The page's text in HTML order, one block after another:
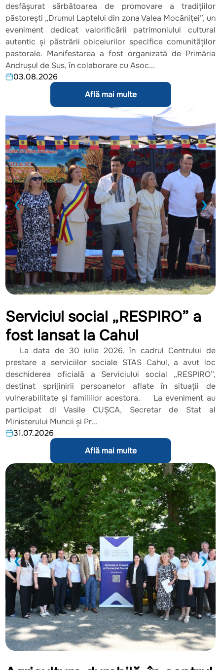
desfășurat sărbătoarea de promovare a tradițiilor
păstorești „Drumul Laptelui din zona Valea Mocăniței”, un
eveniment dedicat valorificării patrimoniului cultural
autentic și păstrării obiceiurilor specifice comunităților
pastorale. Manifestarea a fost organizată de Primăria
Andrușul de Sus, în colaborare cu Asoc...
03.08.2026
Află mai multe
❮ ❯
Serviciul social „RESPIRO” a
fost lansat la Cahul
La data de 30 iulie 2026, în cadrul Centrului de
prestare a serviciilor sociale STAS Cahul, a avut loc
deschiderea oficială a Serviciului social „RESPIRO”,
destinat sprijinirii persoanelor aflate în situații de
vulnerabilitate și familiilor acestora. La eveniment au
participat dl Vasile CUȘCA, Secretar de Stat al
Ministerului Muncii și Pr...
31.07.2026
Află mai multe
❮ ❯